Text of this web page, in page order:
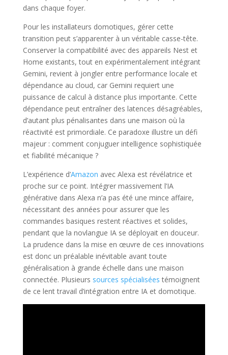
dans chaque foyer.
Pour les installateurs domotiques, gérer cette
transition peut s’apparenter à un véritable casse-tête.
Conserver la compatibilité avec des appareils Nest et
Home existants, tout en expérimentalement intégrant
Gemini, revient à jongler entre performance locale et
dépendance au cloud, car Gemini requiert une
puissance de calcul à distance plus importante. Cette
dépendance peut entraîner des latences désagréables,
d’autant plus pénalisantes dans une maison où la
réactivité est primordiale. Ce paradoxe illustre un défi
majeur : comment conjuguer intelligence sophistiquée
et fiabilité mécanique ?
L’expérience d’Amazon avec Alexa est révélatrice et
proche sur ce point. Intégrer massivement l’IA
générative dans Alexa n’a pas été une mince affaire,
nécessitant des années pour assurer que les
commandes basiques restent réactives et solides,
pendant que la novlangue IA se déployait en douceur.
La prudence dans la mise en œuvre de ces innovations
est donc un préalable inévitable avant toute
généralisation à grande échelle dans une maison
connectée. Plusieurs sources spécialisées témoignent
de ce lent travail d’intégration entre IA et domotique.